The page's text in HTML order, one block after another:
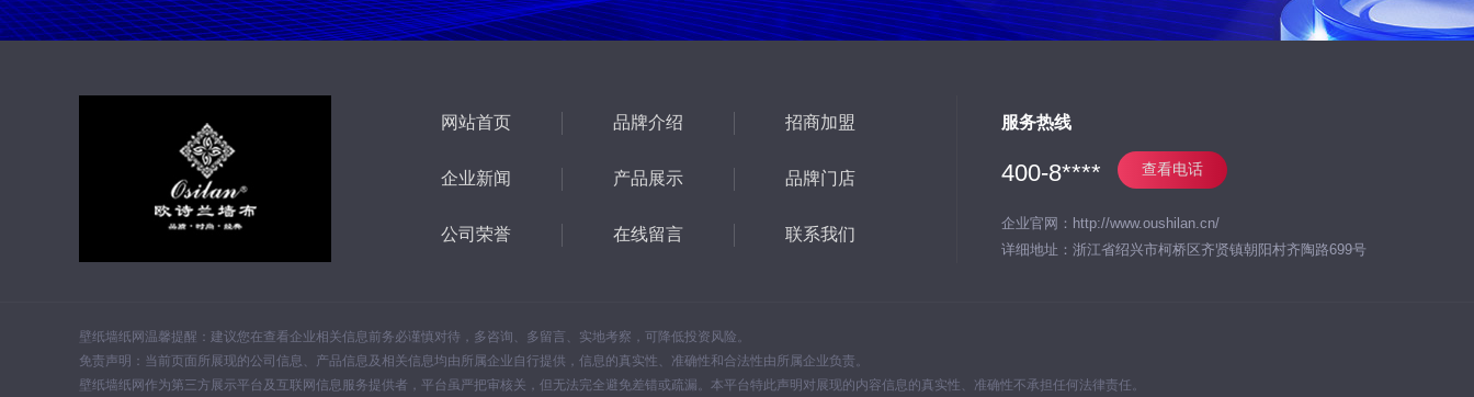
网站首页 品牌介绍 招商加盟
企业新闻 产品展示 品牌门店
公司荣誉 在线留言 联系我们
服务热线
400-8**** 查看电话
企业官网：http://www.oushilan.cn/
详细地址：浙江省绍兴市柯桥区齐贤镇朝阳村齐陶路699号
壁纸墙纸网温馨提醒：建议您在查看企业相关信息前务必谨慎对待，多咨询、多留言、实地考察，可降低投资风险。
免责声明：当前页面所展现的公司信息、产品信息及相关信息均由所属企业自行提供，信息的真实性、准确性和合法性由所属企业负责。
壁纸墙纸网作为第三方展示平台及互联网信息服务提供者，平台虽严把审核关，但无法完全避免差错或疏漏。本平台特此声明对展现的内容信息的真实性、准确性不承担任何法律责任。